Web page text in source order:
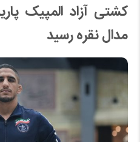
کشتی آزاد المپیک
مدال نقره رسید